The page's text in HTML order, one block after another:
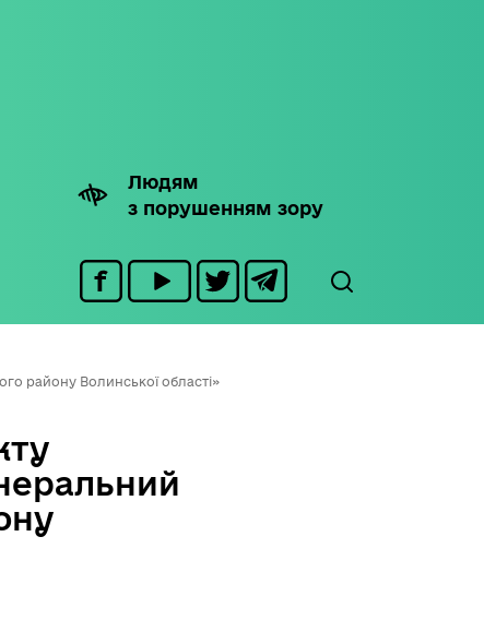
Людям
з порушенням зору
району Волинської області»